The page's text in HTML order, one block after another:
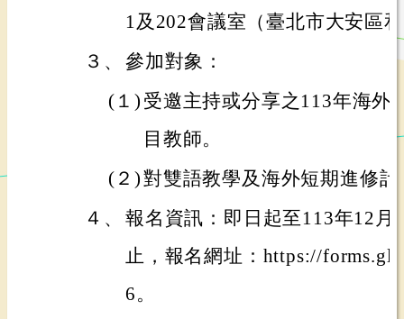
1及202會議室（臺北市大安區
３、 參加對象：
(１) 受邀主持或分享之113年海外
目教師。
(２)對雙語教學及海外短期進修
４、 報名資訊：即日起至113年12月
止，報名網址：https://
6。